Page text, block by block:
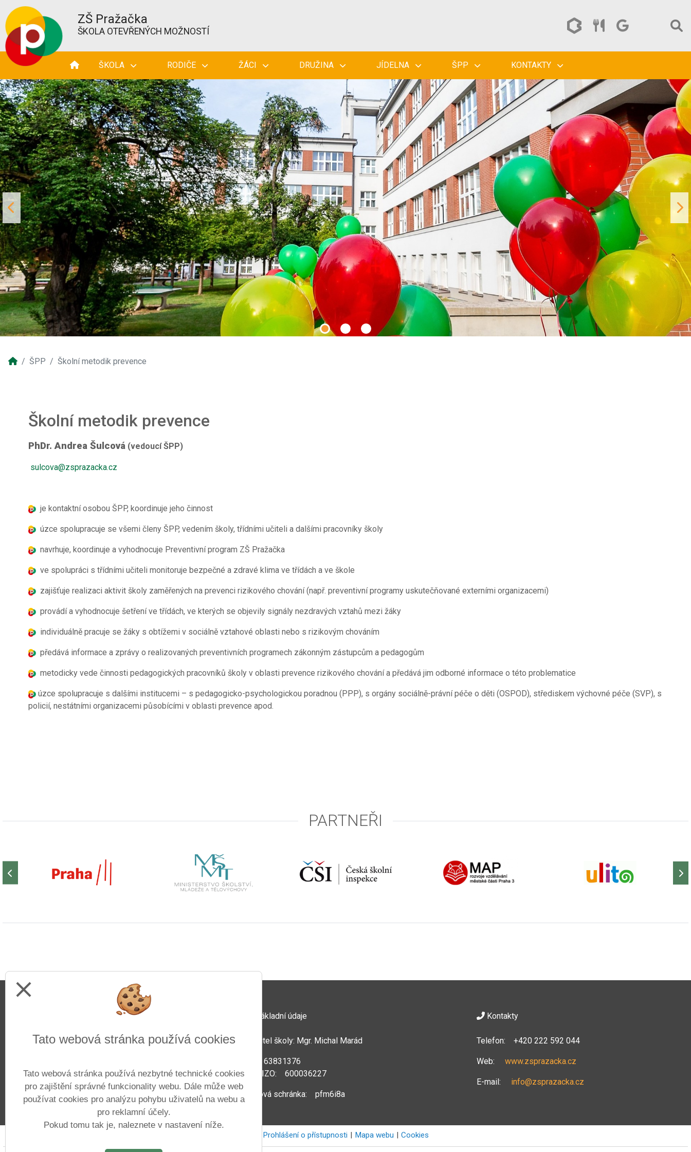
ZŠ Pražačka
ŠKOLA OTEVŘENÝCH MOŽNOSTÍ
ŠKOLA RODIČE ŽÁCI DRUŽINA JÍDELNA ŠPP KONTAKTY
ŠPP Školní metodik prevence
Školní metodik prevence
PhDr. Andrea Šulcová (vedoucí ŠPP)
sulcova@zsprazacka.cz
je kontaktní osobou ŠPP, koordinuje jeho činnost
úzce spolupracuje se všemi členy ŠPP, vedením školy, třídními učiteli a dalšími pracovníky školy
navrhuje, koordinuje a vyhodnocuje Preventivní program ZŠ Pražačka
ve spolupráci s třídními učiteli monitoruje bezpečné a zdravé klima ve třídách a ve škole
zajišťuje realizaci aktivit školy zaměřených na prevenci rizikového chování (např. preventivní programy uskutečňované externími organizacemi)
provádí a vyhodnocuje šetření ve třídách, ve kterých se objevily signály nezdravých vztahů mezi žáky
individuálně pracuje se žáky s obtížemi v sociálně vztahové oblasti nebo s rizikovým chováním
předává informace a zprávy o realizovaných preventivních programech zákonným zástupcům a pedagogům
metodicky vede činnosti pedagogických pracovníků školy v oblasti prevence rizikového chování a předává jim odborné informace o této problematice
úzce spolupracuje s dalšími institucemi – s pedagogicko-psychologickou poradnou (PPP), s orgány sociálně-právní péče o děti (OSPOD), střediskem výchovné péče (SVP), s
policií, nestátními organizacemi působícími v oblasti prevence apod.
PARTNEŘI
Základní škola Pražačka
130 00 Praha 3
Základní údaje
Ředitel školy: Mgr. Michal Marád
IČ: 63831376
REDIZO: 600036227
Datová schránka: pfm6i8a
Kontakty
Telefon: +420 222 592 044
Web: www.zsprazacka.cz
E-mail: info@zsprazacka.cz
Prohlášení o přístupnosti Mapa webu Cookies
close
Tato webová stránka používá cookies
Tato webová stránka používá nezbytné technické cookies
pro zajištění správné funkcionality webu. Dále může web
používat cookies pro analýzu pohybu uživatelů na webu a
pro reklamní účely.
Pokud tomu tak je, naleznete v nastavení níže.